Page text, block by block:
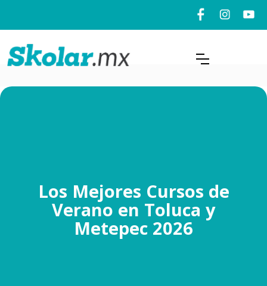
Los Mejores Cursos de
Verano en Toluca y
Metepec 2026